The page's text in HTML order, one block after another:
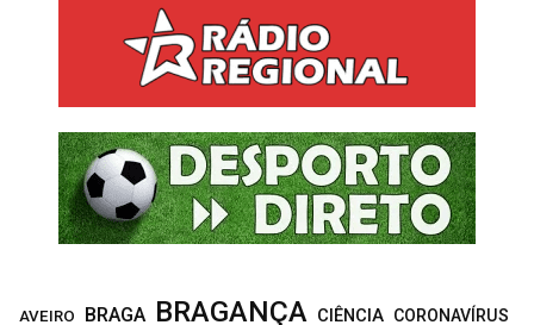
AVEIRO BRAGA BRAGANÇA CIÊNCIA CORONAVÍRUS